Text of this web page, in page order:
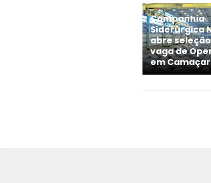
Companhia
Siderúrgica
abre
vaga de
em